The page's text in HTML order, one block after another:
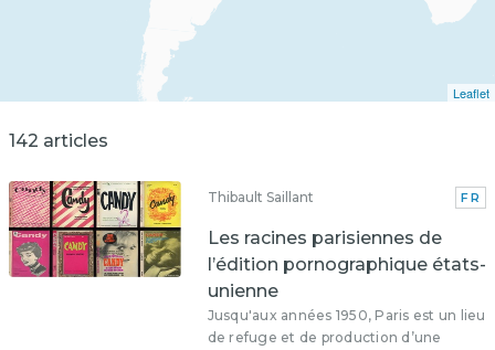
Leaflet
142 articles
Thibault Saillant FR
Les racines parisiennes de
l’édition pornographique états-
unienne
Jusqu'aux années 1950, Paris est un lieu
de refuge et de production d’une